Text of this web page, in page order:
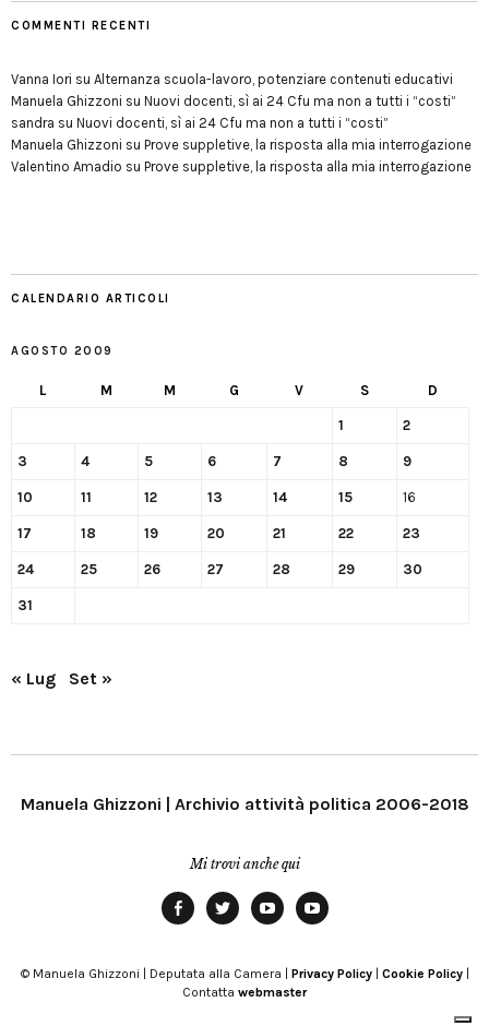
COMMENTI RECENTI
Vanna Iori su Alternanza scuola-lavoro, potenziare contenuti educativi
Manuela Ghizzoni su Nuovi docenti, sì ai 24 Cfu ma non a tutti i “costi”
sandra su Nuovi docenti, sì ai 24 Cfu ma non a tutti i “costi”
Manuela Ghizzoni su Prove suppletive, la risposta alla mia interrogazione
Valentino Amadio su Prove suppletive, la risposta alla mia interrogazione
CALENDARIO ARTICOLI
AGOSTO 2009
L M M G V S D
1 2
3 4 5 6 7 8 9
10 11 12 13 14 15 16
17 18 19 20 21 22 23
24 25 26 27 28 29 30
31
« Lug Set »
Manuela Ghizzoni | Archivio attività politica 2006-2018
Mi trovi anche qui
Modena
© Manuela Ghizzoni | Deputata alla Camera | Privacy Policy| Cookie Policy|
Contatta webmaster